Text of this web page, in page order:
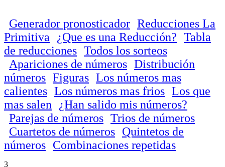
Generador pronosticador Reducciones La
Primitiva
¿Que es una Reducción? Tabla
de reducciones Todos los sorteos
Apariciones de números Distribución
números Figuras Los números mas
calientes Los números mas frios Los que
mas salen
¿Han salido mis números?
Parejas de números Trios de números
Cuartetos de números Quintetos de
números Combinaciones repetidas
3